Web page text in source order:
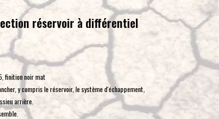
de
recherche
sélectionné.
Les
utilisateurs
d'appareils
tactiles
peuvent
réservoir à différentiel
finition noir mat
y compris le réservoir, le système d'échappement,
arrière.